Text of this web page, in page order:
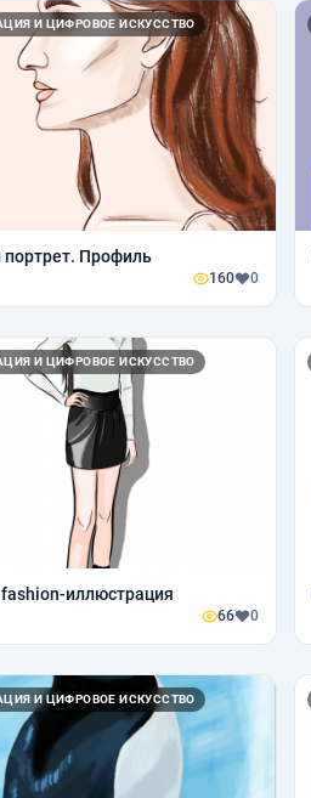
И ЦИФРОВОЕ ИСКУССТВО
Профиль
160 0
И ЦИФРОВОЕ ИСКУССТВО
иллюстрация
66 0
И ЦИФРОВОЕ ИСКУССТВО